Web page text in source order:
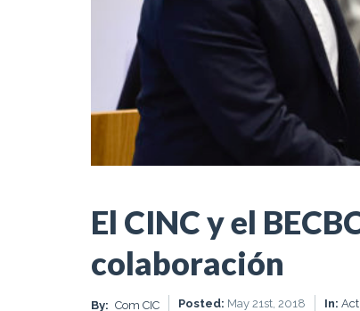
El CINC y el
colaboración
By: Com CIC Posted: May 21st, 2018 In: